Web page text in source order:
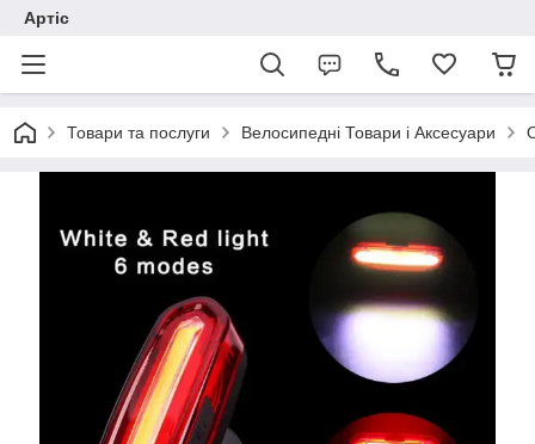
Артіс
Товари та послуги Велосипедні Товари і Аксесуари